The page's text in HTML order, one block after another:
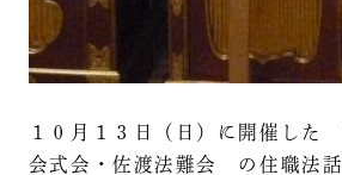
１０月１３日（日）に開催した
会式会・佐渡法難会 の住職法